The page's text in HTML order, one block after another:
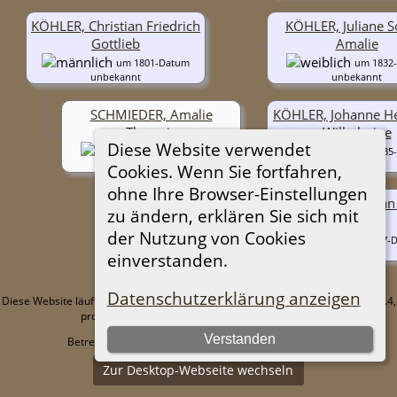
Diese Website verwendet
Cookies. Wenn Sie fortfahren,
ohne Ihre Browser-Einstellungen
zu ändern, erklären Sie sich mit
der Nutzung von Cookies
einverstanden.
Datenschutzerklärung anzeigen
Verstanden
KÖHLER, Juliane
Amalie
um
unbekannt
KÖHLER, Johanne
Wilhelmine
um
KÖHLER,
Friedrich
KÖHLER, Christian Friedrich
Gottlieb
um 1801-Datum
unbekannt
SCHMIEDER, Amalie
Theresie
um 1806-Datum
unbekannt
Diese Website läuft mitThe Next Generation of Genealogy Sitebuildingv. 15.0.4,
programmiert von Darrin Lythgoe © 2001-2026.
Betreut von
. |Datenschutzerklärung
Zur Desktop-Webseite wechseln